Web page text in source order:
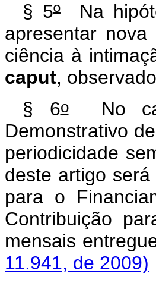
§ 5ºNa
apresentar
ciência à
caput,
§ 6oNo
Demonstrativo
periodicidade
deste artigo
para o
Contribuição
mensais
11.941, de 2009)